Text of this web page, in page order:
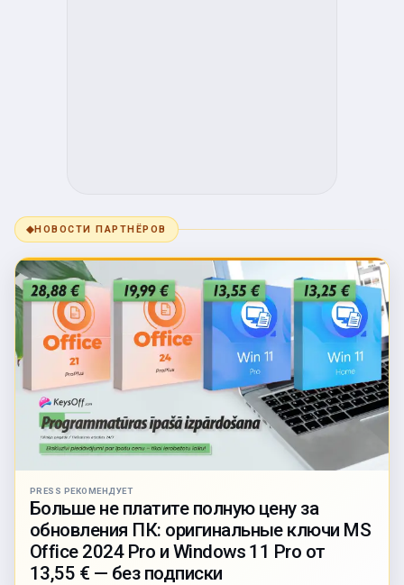
◆НОВОСТИ ПАРТНЁРОВ
PRESS РЕКОМЕНДУЕТ
Больше не платите полную цену за
обновления ПК: оригинальные ключи MS
Office 2024 Pro и Windows 11 Pro от
13,55 € — без подписки